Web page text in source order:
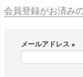
会員登録がお済み
メールアドレス